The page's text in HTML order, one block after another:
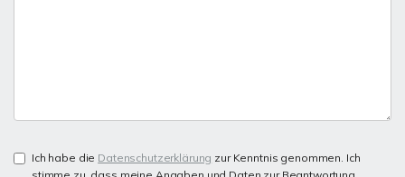
Ich habe die Datenschutzerklärung zur Kenntnis genommen. Ich